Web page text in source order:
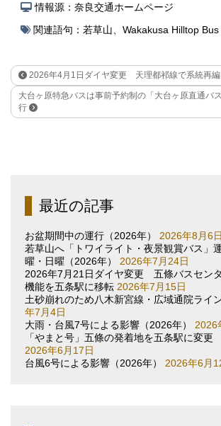
情報源：奈良交通ホームページ
関連語句： 若草山 Wakakusa Hilltop Bus
2026年4月1日ダイヤ変更 天理都祁線で系統再編
大台ヶ原特急バスは事前予約制の「大台ヶ原直通バ
行
最近の記事
お盆期間中の運行（2026年）
2026年8月6日
若草山へ「トワイライト・夜景観賞バス
曜・日曜（2026年）
2026年7月24日
2026年7月21日ダイヤ変更 五條バスセン
機能を五条駅に移転 2026年7月15日
土砂崩れのため八木新宮線・広域通院ライ
年7月4日
大雨・台風7号による影響（2026年）
2026
「やまと号」五條の発着地を五条駅に変
2026年6月17日
台風6号による影響（2026年）
2026年6月